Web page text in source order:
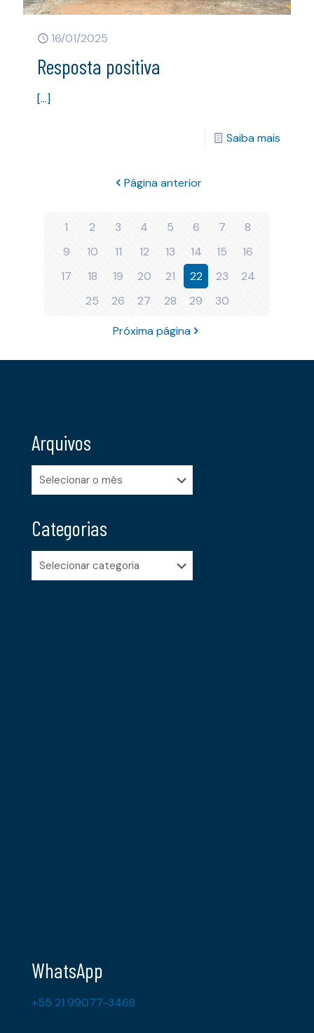
16/01/2025
Resposta positiva
[…]
Saiba mais
Página anterior
1 2 3 4 5 6 7
8
9
10 11 12 13 14 15
16
17
18 19 20 21 22 23
24
25
26 27 28 29 30
Próxima página
Arquivos
Arquivos
Categorias
Categorias
WhatsApp
+55 21 99077-3468